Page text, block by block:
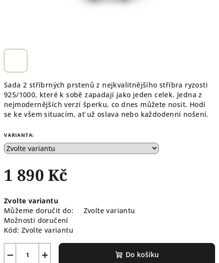
Sada 2 stříbrných prstenů z nejkvalitnějšího stříbra ryzosti
925/1000, které k sobě zapadají jako jeden celek. Jedna z
nejmodernějších verzí šperku, co dnes můžete nosit. Hodí
se ke všem situacím, ať už oslava nebo každodenní nošení.
VARIANTA:
1 890 Kč
cena:
Zvolte variantu
Můžeme doručit do:
Zvolte variantu
Možnosti doručení
Kód: Zvolte variantu
+
− Do košíku